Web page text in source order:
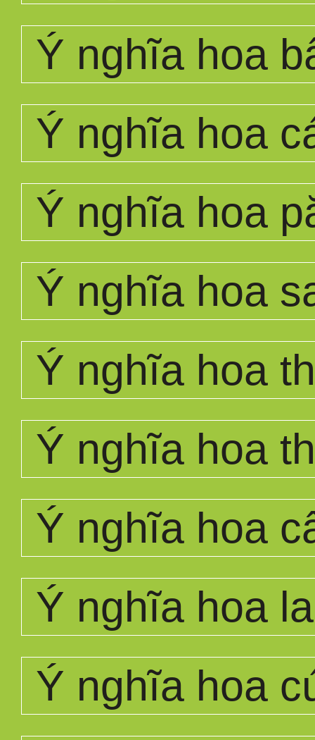
Ý nghĩa hoa
Ý nghĩa hoa
Ý nghĩa hoa
Ý nghĩa hoa
Ý nghĩa hoa
Ý nghĩa hoa
Ý nghĩa hoa
Ý nghĩa hoa
Ý nghĩa hoa